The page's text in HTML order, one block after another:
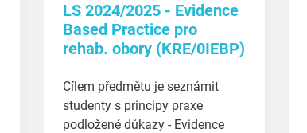
LS 2024/2025 - Evidence
Based Practice pro
rehab. obory (KRE/0IEBP)
Cílem předmětu je seznámit
studenty s principy praxe
podložené důkazy - Evidence